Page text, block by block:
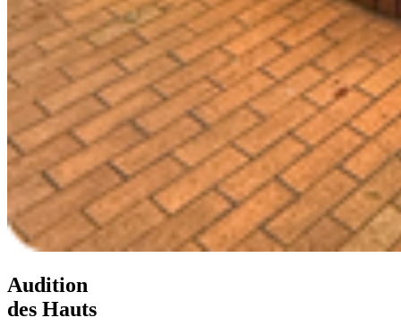
Audition
des Hauts